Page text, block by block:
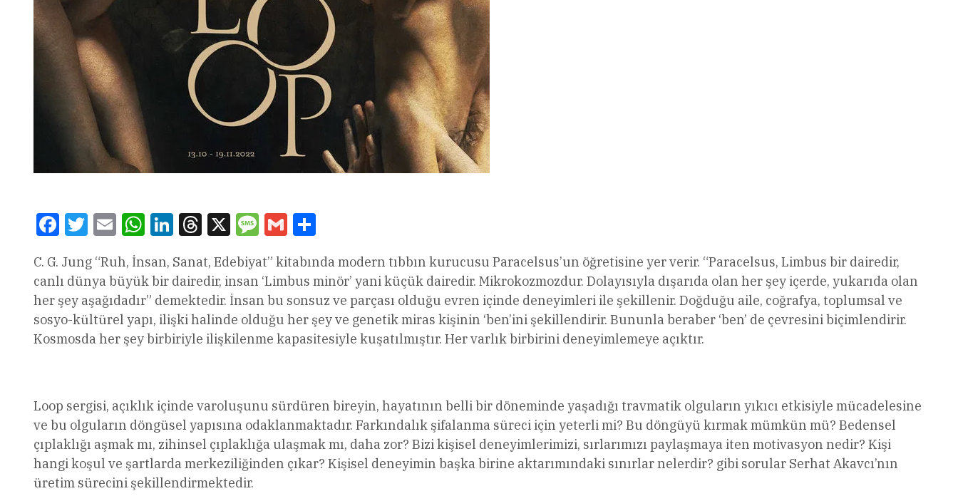
FacebookTwitterEmail WhatsAppLinkedInThreads
X Message
Gmail
C. G. Jung “Ruh, İnsan, Sanat, Edebiyat” kitabında modern tıbbın kurucusu Paracelsus’un öğretisine yer verir. “Paracelsus, Limbus bir dairedir,
canlı dünya büyük bir dairedir, insan ‘Limbus minör’ yani küçük dairedir. Mikrokozmozdur. Dolayısıyla dışarıda olan her şey içerde, yukarıda olan
her şey aşağıdadır” demektedir. İnsan bu sonsuz ve parçası olduğu evren içinde deneyimleri ile şekillenir. Doğduğu aile, coğrafya, toplumsal ve
sosyo-kültürel yapı, ilişki halinde olduğu her şey ve genetik miras kişinin ‘ben’ini şekillendirir. Bununla beraber ‘ben’ de çevresini biçimlendirir.
Kosmosda her şey birbiriyle ilişkilenme kapasitesiyle kuşatılmıştır. Her varlık birbirini deneyimlemeye açıktır.
Loop sergisi, açıklık içinde varoluşunu sürdüren bireyin, hayatının belli bir döneminde yaşadığı travmatik olguların yıkıcı etkisiyle mücadelesine
ve bu olguların döngüsel yapısına odaklanmaktadır. Farkındalık şifalanma süreci için yeterli mi? Bu döngüyü kırmak mümkün mü? Bedensel
çıplaklığı aşmak mı, zihinsel çıplaklığa ulaşmak mı, daha zor? Bizi kişisel deneyimlerimizi, sırlarımızı paylaşmaya iten motivasyon nedir? Kişi
hangi koşul ve şartlarda merkeziliğinden çıkar? Kişisel deneyimin başka birine aktarımındaki sınırlar nelerdir? gibi sorular Serhat Akavcı’nın
üretim sürecini şekillendirmektedir.